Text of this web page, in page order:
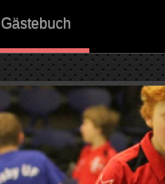
Gästebuch